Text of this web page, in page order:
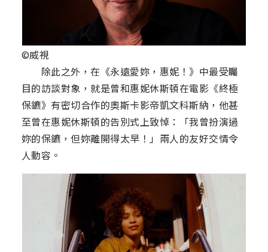
©威視
除此之外，在《永遠愛妳，惠妮！》中最受矚
目的訪談對象，就是曾和惠妮休斯頓在電影《終極
保鑣》有密切合作的奧斯卡影帝凱文科斯納，他甚
至曾在惠妮休斯頓的告別式上致悼：「我曾扮演過
妳的保鑣，但妳離開得太早！」兩人的友好交情令
人動容。